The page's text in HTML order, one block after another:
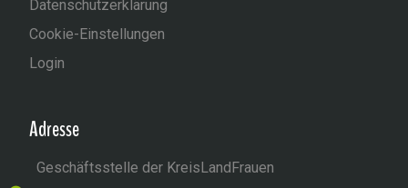
Datenschutzerklärung
Cookie-Einstellungen
Login
Adresse
Geschäftsstelle der KreisLandFrauen